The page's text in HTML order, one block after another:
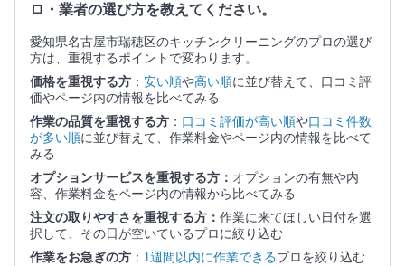
ロ・業者の選び方を教えてください。
愛知県名古屋市瑞穂区のキッチンクリーニングのプロの選び
方は、重視するポイントで変わります。
価格を重視する方 ： 安い順や高い順に並び替えて、口コミ評
価やページ内の情報を比べてみる
作業の品質を重視する方 ： 口コミ評価が高い順や口コミ件数
が多い順に並び替えて、作業料金やページ内の情報を比べて
みる
オプションサービスを重視する方： オプションの有無や内
容、作業料金をページ内の情報から比べてみる
注文の取りやすさを重視する方： 作業に来てほしい日付を選
択して、その日が空いているプロに絞り込む
作業をお急ぎの方 ： 1週間以内に作業できるプロを絞り込む